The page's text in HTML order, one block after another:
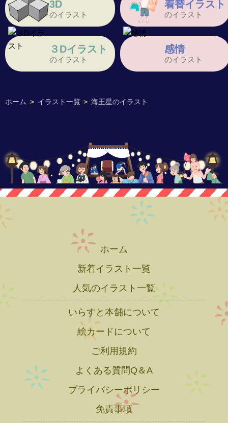
ホーム > イラスト一覧 > 海王星のイラスト
3D
のイラスト
着替イラスト
のイラスト
３Dイラスト
のイラスト
感情
のイラスト
ホーム
新着イラスト一覧
人気のイラスト一覧
いらすと本舗について
絵カードについて
ご利用規約
よくある質問Q＆A
プライバシーポリシー
免責事項